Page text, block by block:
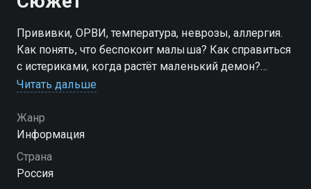
Прививки, ОРВИ, температура, неврозы, аллергия.
Как понять, что беспокоит малыша? Как справиться
с истериками, когда растёт маленький демон?
Ирина Пудова - известная телеведущая и мама
Посмотреть онлайн 1 сезон сериала Мировая мама
вы можете совершенно бесплатно в хорошем HD
качестве на Смотрёшке
Читать дальше
Жанр
Информация
Страна
Россия